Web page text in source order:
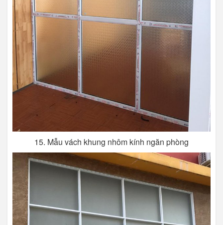
15. Mẫu vách khung nhôm kính ngăn phòng